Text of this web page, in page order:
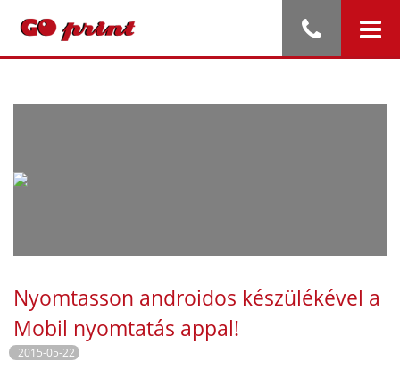
Nyomtasson androidos készülékével a
Mobil nyomtatás appal!
2015-05-22